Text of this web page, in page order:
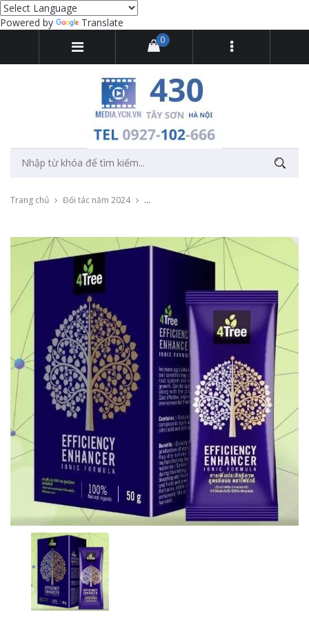
Powered by Translate
0
Trang chủ Đối tác năm 2024 Quay dựng video giới thiệu sản phẩm